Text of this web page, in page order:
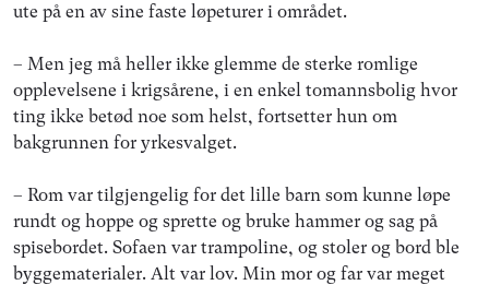
ute på en av sine faste løpeturer i området.
– Men jeg må heller ikke glemme de sterke romlige
opplevelsene i krigsårene, i en enkel tomannsbolig hvor
ting ikke betød noe som helst, fortsetter hun om
bakgrunnen for yrkesvalget.
– Rom var tilgjengelig for det lille barn som kunne løpe
rundt og hoppe og sprette og bruke hammer og sag på
spisebordet. Sofaen var trampoline, og stoler og bord ble
byggematerialer. Alt var lov. Min mor og far var meget